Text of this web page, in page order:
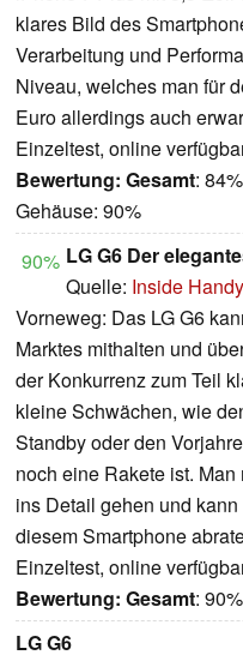
klares Bild des
Verarbeitung und
Niveau, welches man für
Euro allerdings auch
Einzeltest, online
Bewertung: Gesamt:
Gehäuse: 90%
90% LG G6 Der
Quelle: Inside Handy
Vorneweg: Das LG G6
Marktes mithalten und
der Konkurrenz zum Teil
kleine Schwächen, wie
Standby oder den
noch eine Rakete ist.
ins Detail gehen und
diesem Smartphone
Einzeltest, online
Bewertung: Gesamt: 90%
LG G6